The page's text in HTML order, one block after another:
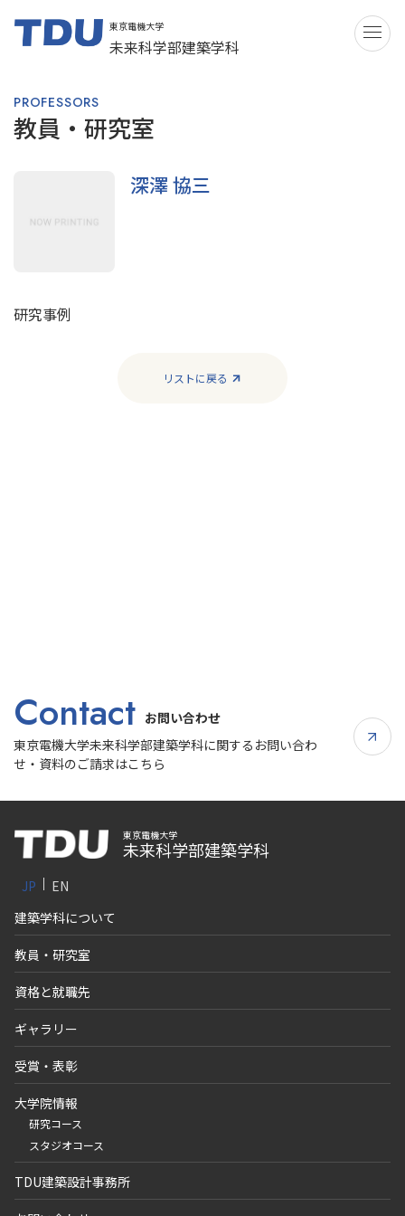
東京電機大学
未来科学部建築学科
PROFESSORS
教員・研究室
深澤 協三
研究事例
リストに戻る
Contact お問い合わせ
東京電機大学未来科学部建築学科に関するお問い合わ
せ・資料のご請求はこちら
東京電機大学
未来科学部建築学科
JP
EN
建築学科について
教員・研究室
資格と就職先
ギャラリー
受賞・表彰
大学院情報
研究コース
スタジオコース
TDU建築設計事務所